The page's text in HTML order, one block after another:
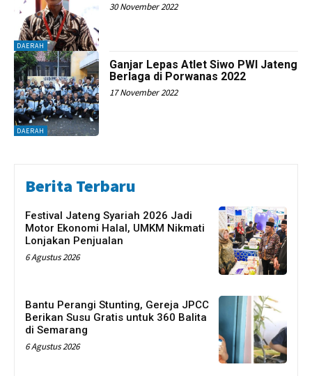
DAERAH
30 November 2022
DAERAH
Ganjar Lepas Atlet Siwo PWI Jateng
Berlaga di Porwanas 2022
17 November 2022
Berita Terbaru
Festival Jateng Syariah 2026 Jadi
Motor Ekonomi Halal, UMKM Nikmati
Lonjakan Penjualan
6 Agustus 2026
Bantu Perangi Stunting, Gereja JPCC
Berikan Susu Gratis untuk 360 Balita
di Semarang
6 Agustus 2026